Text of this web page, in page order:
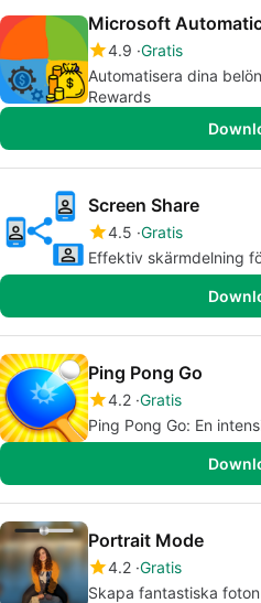
Microsoft
4.9 Gratis
Automatisera dina
Rewards
Screen Share
4.5 Gratis
Effektiv skärmdelning
Ping Pong Go
4.2 Gratis
Ping Pong Go: En
Portrait Mode
4.2 Gratis
Skapa fantastiska